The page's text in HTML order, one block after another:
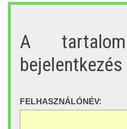
A tartalom
FELHASZNÁLÓNÉV: